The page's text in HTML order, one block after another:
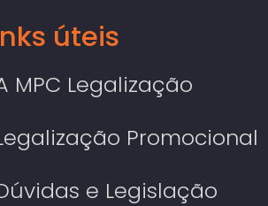
úteis
MPC Legalização
Promocional
e Legislação